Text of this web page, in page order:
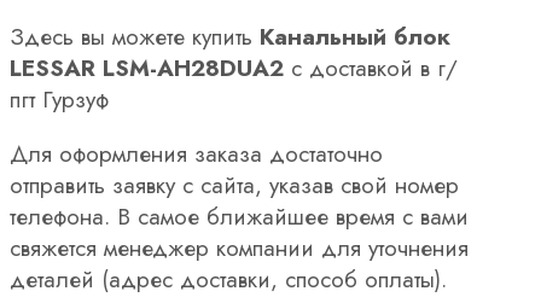
Здесь вы можете купить Канальный блок
LESSAR LSM-AH28DUA2 с доставкой в г/
пгт Гурзуф
Для оформления заказа достаточно
отправить заявку с сайта, указав свой номер
телефона. В самое ближайшее время с вами
свяжется менеджер компании для уточнения
деталей (адрес доставки, способ оплаты).